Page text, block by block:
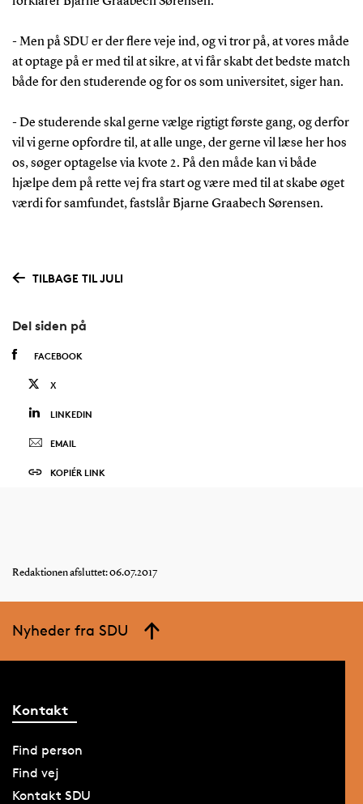
- Men på SDU er der flere veje ind, og vi tror på, at vores måde
at optage på er med til at sikre, at vi får skabt det bedste match
både for den studerende og for os som universitet, siger han.
- De studerende skal gerne vælge rigtigt første gang, og derfor
vil vi gerne opfordre til, at alle unge, der gerne vil læse her hos
os, søger optagelse via kvote 2. På den måde kan vi både
hjælpe dem på rette vej fra start og være med til at skabe øget
værdi for samfundet, fastslår Bjarne Graabech Sørensen.
TILBAGE TIL JULI
Del siden på
FACEBOOK
X
LINKEDIN
EMAIL
KOPIÉR LINK
Redaktionen afsluttet: 06.07.2017
Nyheder fra SDU
Kontakt
Find person
Find vej
Kontakt SDU